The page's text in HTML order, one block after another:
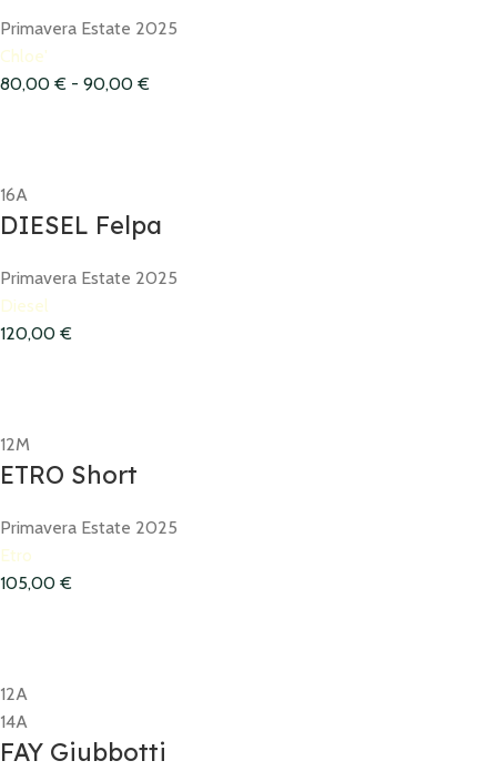
Primavera Estate 2025
Chloe'
80,00 € - 90,00 €
16A
DIESEL Felpa
Primavera Estate 2025
Diesel
120,00 €
12M
ETRO Short
Primavera Estate 2025
Etro
105,00 €
12A
14A
FAY Giubbotti